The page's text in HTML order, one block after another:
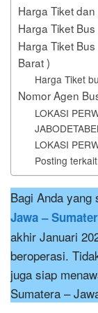
Harga Tiket
Harga Tiket
Harga Tiket
Barat )
Harga Tiket
Nomor Agen
LOKASI
LOKASI
Posting
Bagi Anda yang
Jawa –
akhir Januari
beroperasi.
juga siap
Sumatera –